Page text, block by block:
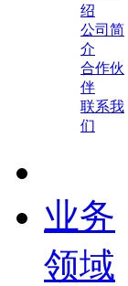
绍
公司简
介
合作伙
伴
联系我
们
业务
领域